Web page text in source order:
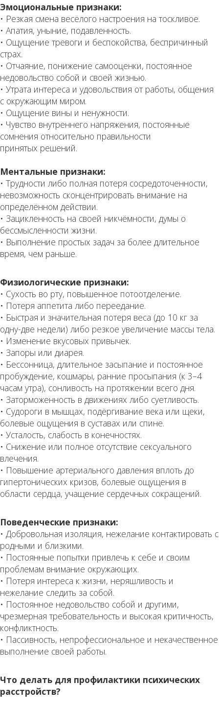
Эмоциональные признаки:
• Резкая смена весёлого настроения на тоскливое.
• Апатия, уныние, подавленность.
• Ощущение тревоги и беспокойства, беспричинный
страх.
• Отчаяние, понижение самооценки, постоянное
недовольство собой и своей жизнью.
• Утрата интереса и удовольствия от работы, общения
с окружающим миром.
• Ощущение вины и ненужности.
• Чувство внутреннего напряжения, постоянные
сомнения относительно правильности
принятых решений.
Ментальные признаки:
• Трудности либо полная потеря сосредоточенности,
невозможность сконцентрировать внимание на
определённом действии.
• Зацикленность на своей никчёмности, думы о
бессмысленности жизни.
• Выполнение простых задач за более длительное
время, чем раньше.
Физиологические признаки:
• Сухость во рту, повышенное потоотделение.
• Потеря аппетита либо переедание.
• Быстрая и значительная потеря веса (до 10 кг за
одну-две недели) либо резкое увеличение массы тела.
• Изменение вкусовых привычек.
• Запоры или диарея.
• Бессонница, длительное засыпание и постоянное
пробуждение, кошмары, ранние просыпания (к 3–4
часам утра), сонливость на протяжении всего дня.
• Заторможенность в движениях либо суетливость.
• Судороги в мышцах, подёргивание века или щеки,
болевые ощущения в суставах или спине.
• Усталость, слабость в конечностях.
• Снижение или полное отсутствие сексуального
влечения.
• Повышение артериального давления вплоть до
гипертонических кризов, болевые ощущения в
области сердца, учащение сердечных сокращений.
Поведенческие признаки:
• Добровольная изоляция, нежелание контактировать с
родными и близкими.
• Постоянные попытки привлечь к себе и своим
проблемам внимание окружающих.
• Потеря интереса к жизни, неряшливость и
нежелание следить за собой.
• Постоянное недовольство собой и другими,
чрезмерная требовательность и высокая критичность,
конфликтность.
• Пассивность, непрофессиональное и некачественное
выполнение своей работы.
Что делать для профилактики психических
расстройств?